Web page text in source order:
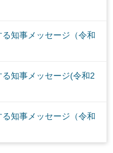
知事メッセージ（令和
知事メッセージ(令和2
知事メッセージ（令和